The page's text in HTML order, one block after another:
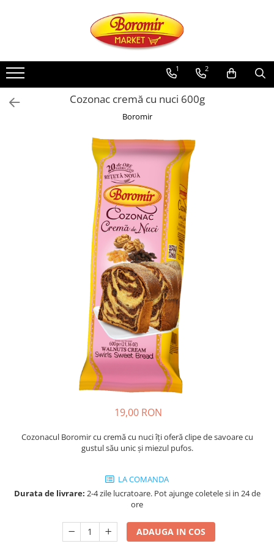
Noutati
Produse de post
Cozonac
Cozonac Casa Boromir
Cozonac Pricomigdala
Cozonac Vegan (de post)
Cozonac Mos Craciun
Cozonac Imperial
Fursecuri cu unt
1 2
Cozonac cremă cu nuci 600g
Boromir
19,00 RON
Cozonacul Boromir cu cremă cu nuci îți oferă clipe de savoare cu
gustul său unic și miezul pufos.
LA COMANDA
Durata de livrare: 2-4 zile lucratoare. Pot ajunge coletele si in 24 de
ore
ADAUGA IN COS